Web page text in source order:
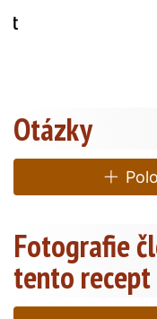
Otázky
Fotografie
tento recept